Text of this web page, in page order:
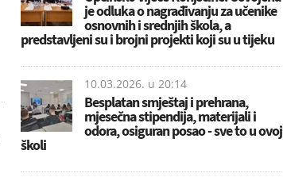
je odluka o nagrađivanju za učenike
osnovnih i srednjih škola, a
predstavljeni su i brojni projekti koji su u tijeku
10.03.2026. u 20:14
Besplatan smještaj i prehrana,
mjesečna stipendija, materijali i
odora, osiguran posao - sve to u ovoj
školi